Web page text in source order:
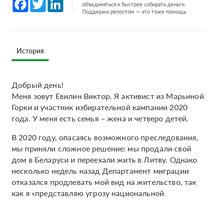
объединяться и быстрее собирать деньги.
Поддержи репостом — это тоже помощь.
История
Добрый день!
Меня зовут Евилин Виктор. Я активист из Марьиной
Горки и участник избирательной кампании 2020
года. У меня есть семья – жена и четверо детей.
В 2020 году, опасаясь возможного преследования,
мы приняли сложное решение: мы продали свой
дом в Беларуси и переехали жить в Литву. Однако
несколько недель назад Департамент миграции
отказался продлевать мой вид на жительство, так
как я «представляю угрозу национальной